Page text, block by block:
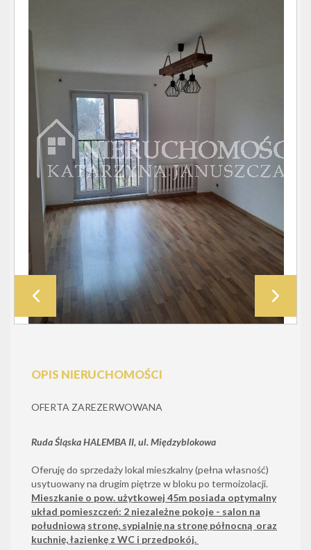
OPIS NIERUCHOMOŚCI
OFERTA ZAREZERWOWANA
Ruda Śląska HALEMBA II, ul. Międzyblokowa
Oferuję do sprzedaży lokal mieszkalny (pełna własność)
usytuowany na drugim piętrze w bloku po termoizolacji.
Mieszkanie o pow. użytkowej 45m posiada optymalny
układ pomieszczeń: 2 niezależne pokoje - salon na
południową stronę, sypialnię na stronę północną oraz
kuchnię, łazienkę z WC i przedpokój.